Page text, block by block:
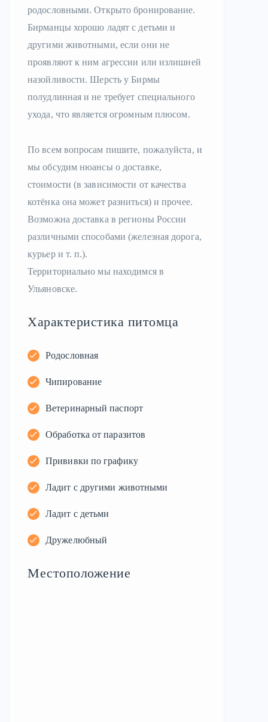
родословными. Открыто бронирование.
Бирманцы хорошо ладят с детьми и
другими животными, если они не
проявляют к ним агрессии или излишней
назойливости. Шерсть у Бирмы
полудлинная и не требует специального
ухода, что является огромным плюсом.
По всем вопросам пишите, пожалуйста, и
мы обсудим нюансы о доставке,
стоимости (в зависимости от качества
котёнка она может разниться) и прочее.
Возможна доставка в регионы России
различными способами (железная дорога,
курьер и т. п.).
Территориально мы находимся в
Ульяновске.
Характеристика питомца
Родословная
Чипирование
Ветеринарный паспорт
Обработка от паразитов
Прививки по графику
Ладит с другими животными
Ладит с детьми
Дружелюбный
Местоположение